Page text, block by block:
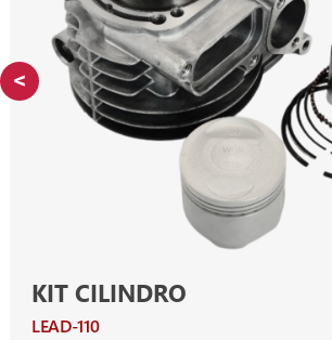
KIT CILINDRO
LEAD-110